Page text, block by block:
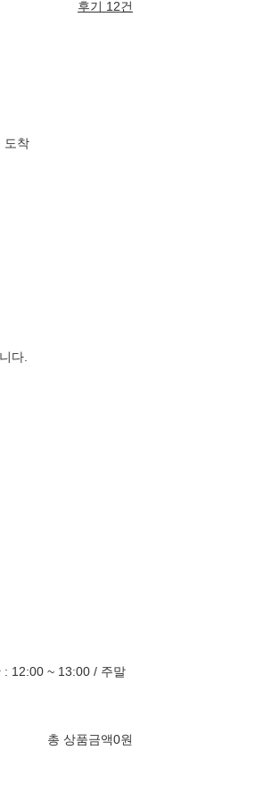
후기 12건
도착
다.
: 12:00 ~ 13:00 / 주말
총 상품금액0원